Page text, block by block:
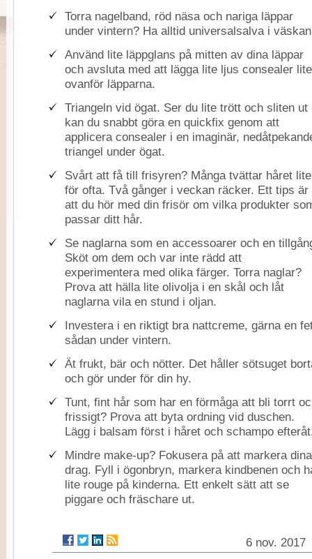
Torra nagelband, röd näsa och nariga läppar
under vintern? Ha alltid universalsalva i
Använd lite läppglans på mitten av dina läppar
och avsluta med att lägga lite ljus consealer lite
ovanför läpparna.
Triangeln vid ögat. Ser du lite trött och sliten ut
kan du snabbt göra en quickfix genom att
applicera consealer i en imaginär,
triangel under ögat.
Svårt att få till frisyren? Många tvättar håret lite
för ofta. Två gånger i veckan räcker. Ett tips är
att du hör med din frisör om vilka produkter
passar ditt hår.
Se naglarna som en accessoarer och en
Sköt om dem och var inte rädd att
experimentera med olika färger. Torra naglar?
Prova att hälla lite olivolja i en skål och låt
naglarna vila en stund i oljan.
Investera i en riktigt bra nattcreme, gärna en
sådan under vintern.
Ät frukt, bär och nötter. Det håller sötsuget
och gör under för din hy.
Tunt, fint hår som har en förmåga att bli torrt
frissigt? Prova att byta ordning vid duschen.
Lägg i balsam först i håret och schampo
Mindre make-up? Fokusera på att markera dina
drag. Fyll i ögonbryn, markera kindbenen och
lite rouge på kinderna. Ett enkelt sätt att se
piggare och fräschare ut.
6 nov. 2017